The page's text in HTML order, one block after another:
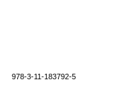
978-3-11-183792-5